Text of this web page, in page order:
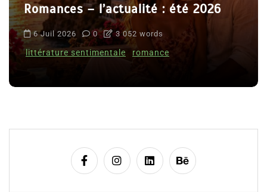
Romances – l’actualité : été 2026
6 Juil 2026 0 3 052 words
littérature sentimentale romance